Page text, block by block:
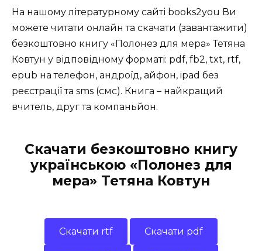
На нашому літературному сайті books2you Ви
можете читати онлайн та скачати (завантажити)
безкоштовно книгу «Полонез для мера» Тетяна
Ковтун у відповідному форматі: pdf, fb2, txt, rtf,
epub на телефон, андроїд, айфон, ipad без
реєстрації та sms (смс). Книга – найкращий
вчитель, друг та компаньйон.
Скачати безкоштовно книгу
українською «Полонез для
мера» Тетяна Ковтун
Скачати rtf Скачати pdf